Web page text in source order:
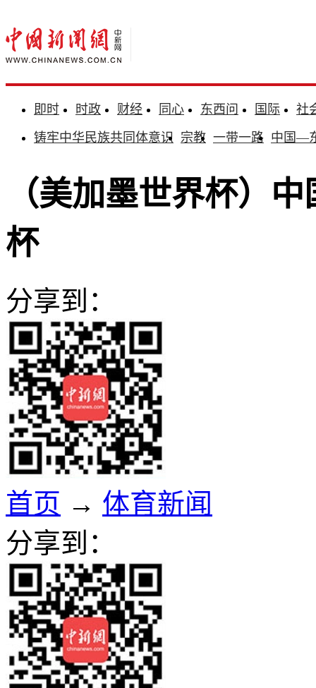
即时 时政 财经 同心 东西问 国际
社
铸牢中华民族共同体意识 宗教 一带一路 中国—
（美加墨世界杯）
杯
分享到：
首页 → 体育新闻
分享到：